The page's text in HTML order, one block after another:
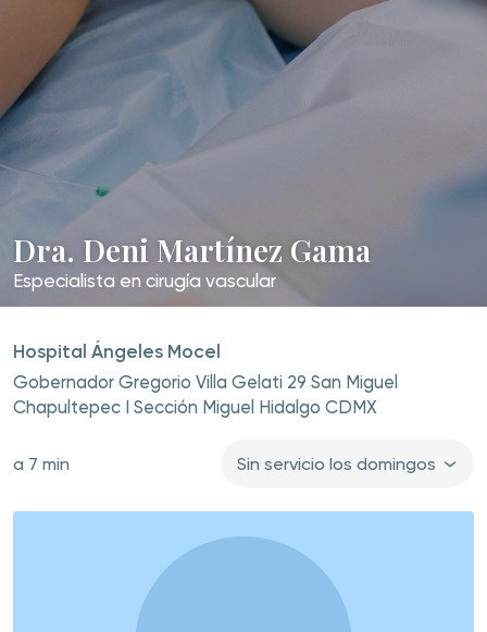
Dra. Deni Martínez Gama
Especialista en cirugía vascular
Hospital Ángeles Mocel
Gobernador Gregorio Villa Gelati 29 San Miguel
Chapultepec I Sección Miguel Hidalgo CDMX
a 7 min
Sin servicio los domingos
Reserva en línea